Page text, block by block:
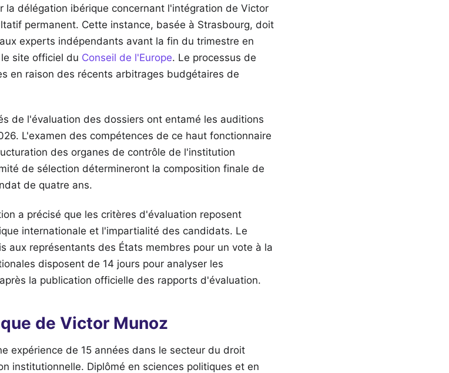
la délégation ibérique concernant l'intégration de Victor
permanent. Cette instance, basée à Strasbourg, doit
experts indépendants avant la fin du trimestre en
site officiel du Conseil de l'Europe. Le processus de
en raison des récents arbitrages budgétaires de
de l'évaluation des dossiers ont entamé les auditions
L'examen des compétences de ce haut fonctionnaire
des organes de contrôle de l'institution
de sélection détermineront la composition finale de
de quatre ans.
a précisé que les critères d'évaluation reposent
internationale et l'impartialité des candidats. Le
aux représentants des États membres pour un vote à la
disposent de 14 jours pour analyser les
la publication officielle des rapports d'évaluation.
de Victor Munoz
expérience de 15 années dans le secteur du droit
institutionnelle. Diplômé en sciences politiques et en